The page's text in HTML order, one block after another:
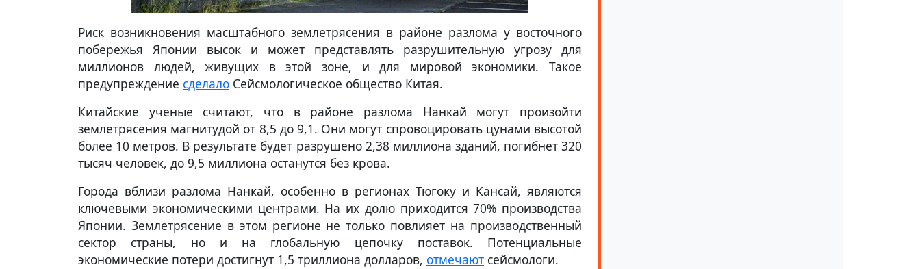
Риск возникновения масштабного землетрясения в районе разлома у восточного
побережья Японии высок и может представлять разрушительную угрозу для
миллионов людей, живущих в этой зоне, и для мировой экономики. Такое
предупреждение сделало Сейсмологическое общество Китая.
Китайские ученые считают, что в районе разлома Нанкай могут произойти
землетрясения магнитудой от 8,5 до 9,1. Они могут спровоцировать цунами высотой
более 10 метров. В результате будет разрушено 2,38 миллиона зданий, погибнет 320
тысяч человек, до 9,5 миллиона останутся без крова.
Города вблизи разлома Нанкай, особенно в регионах Тюгоку и Кансай, являются
ключевыми экономическими центрами. На их долю приходится 70% производства
Японии. Землетрясение в этом регионе не только повлияет на производственный
сектор страны, но и на глобальную цепочку поставок. Потенциальные
экономические потери достигнут 1,5 триллиона долларов, отмечают сейсмологи.